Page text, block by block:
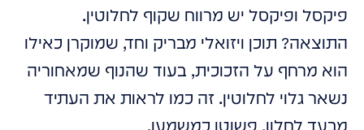
פיקסל ופיקסל יש מרווח שקוף לחלוטין.
התוצאה? תוכן ויזואלי מבריק וחד, שמוקרן כאילו
הוא מרחף על הזכוכית, בעוד שהנוף שמאחוריה
נשאר גלוי לחלוטין. זה כמו לראות את העתיד